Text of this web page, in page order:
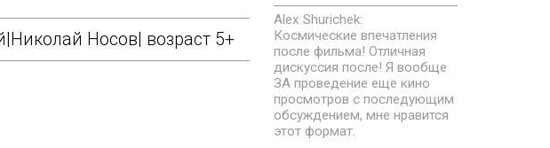
Носов| возраст 5+
Alex Shurichek:
Космические впечатления
после фильма! Отличная
дискуссия после! Я вообще
ЗА проведение еще кино
просмотров с последующим
обсуждением, мне нравится
этот формат.